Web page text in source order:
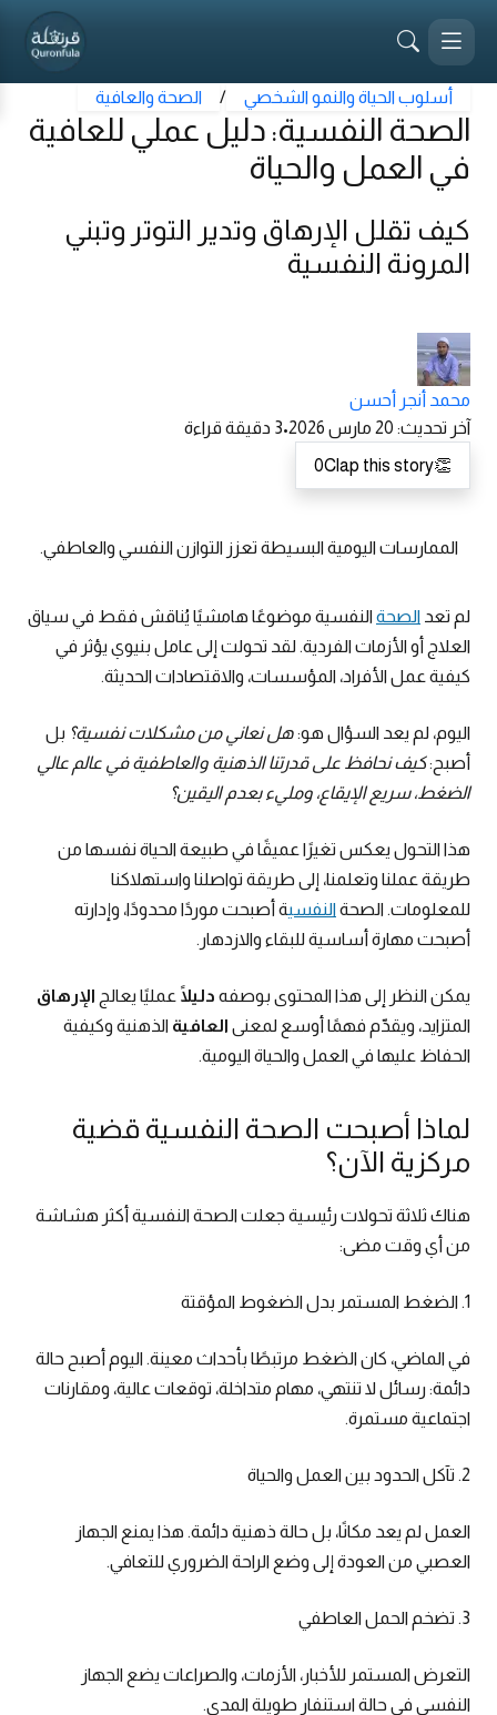
أسلوب الحياة والنمو الشخصي / الصحة والعافية
الصحة النفسية: دليل عملي للعافية
في العمل والحياة
كيف تقلل الإرهاق وتدير التوتر وتبني
المرونة النفسية
محمد أنجر أحسن
آخر تحديث: 20 مارس 2026 •
3 دقيقة قراءة
👏
0Clap this story
الممارسات اليومية البسيطة تعزز التوازن النفسي والعاطفي.
لم تعد الصحة النفسية موضوعًا هامشيًا يُناقش فقط في سياق
العلاج أو الأزمات الفردية. لقد تحولت إلى عامل بنيوي يؤثر في
كيفية عمل الأفراد، المؤسسات، والاقتصادات الحديثة.
اليوم، لم يعد السؤال هو:هل نعاني من مشكلات نفسية؟ بل
أصبح:كيف نحافظ على قدرتنا الذهنية والعاطفية في عالم عالي
الضغط، سريع الإيقاع، ومليء بعدم اليقين؟
هذا التحول يعكس تغيرًا عميقًا في طبيعة الحياة نفسها من
طريقة عملنا وتعلمنا، إلى طريقة تواصلنا واستهلاكنا
للمعلومات. الصحة النفسية أصبحت موردًا محدودًا، وإدارته
أصبحت مهارة أساسية للبقاء والازدهار.
يمكن النظر إلى هذا المحتوى بوصفه دليلًا عمليًا يعالج الإرهاق
المتزايد، ويقدّم فهمًا أوسع لمعنى العافية الذهنية وكيفية
الحفاظ عليها في العمل والحياة اليومية.
لماذا أصبحت الصحة النفسية قضية
مركزية الآن؟
هناك ثلاثة تحولات رئيسية جعلت الصحة النفسية أكثر هشاشة
من أي وقت مضى:
1. الضغط المستمر بدل الضغوط المؤقتة
في الماضي، كان الضغط مرتبطًا بأحداث معينة. اليوم أصبح حالة
دائمة: رسائل لا تنتهي، مهام متداخلة، توقعات عالية، ومقارنات
اجتماعية مستمرة.
2. تآكل الحدود بين العمل والحياة
العمل لم يعد مكانًا، بل حالة ذهنية دائمة. هذا يمنع الجهاز
العصبي من العودة إلى وضع الراحة الضروري للتعافي.
3. تضخم الحمل العاطفي
التعرض المستمر للأخبار، الأزمات، والصراعات يضع الجهاز
النفسي في حالة استنفار طويلة المدى.